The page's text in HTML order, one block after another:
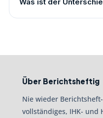
Über Berichtsheftig
Nie wieder
vollständiges, IHK- und